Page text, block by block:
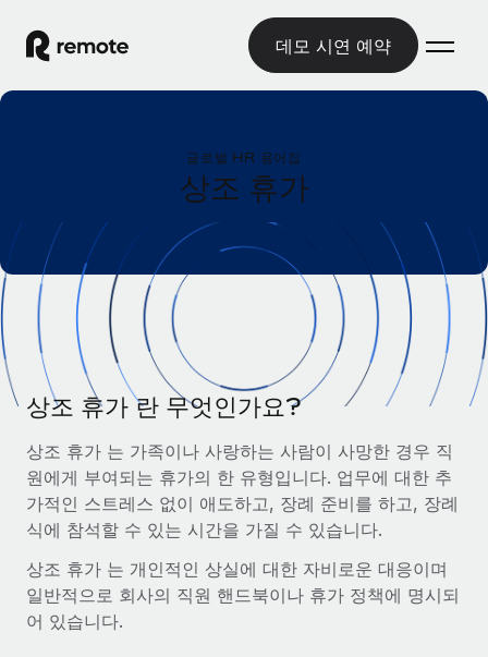
데모 시연 예약
글로벌 고용
글로벌 급여
규정을 준수하며 급여 지급을 손쉽게 처리
기록상 고용주(EOR)
법인 설립 비용 없이 전 세계로 사업을 확장
기록상 계약자
계약자 관리
전 세계 계약자의 온보딩 및 관리
PEO
복잡한 고용 업무를 아웃소싱
글로벌 서비스 제공
국가별 정보
국가별 글로벌 채용 지원 알아보기
미국 주별 정보
미국 모든 주 전역에서 채용 업무를 간소화
Remote와 다른 솔루션 비교
다른 업체들과 비교해보기
스타트업
성장하는 기업을 위한 민첩한 글로벌 HR 및 급여 솔루션
리소스
도구 및 계산기
오분류 리스크 평가 도구
국가별 직원 오분류 리스크 확인
국가별 총 인건비 계산
계약자 지급 계산기
글로벌 계약직을 위한 통화 옵션과 지급 소요 시간 확인
REMOTE와 함께 배우기
리서치 및 가이드
한국어
English
Nederlands
Français
Deutsch
로그인
글로벌 HR 용어집
상조 휴가
상조 휴가 란 무엇인가요?
상조 휴가 는 가족이나 사랑하는 사람이 사망한 경우 직
원에게 부여되는 휴가의 한 유형입니다. 업무에 대한 추
가적인 스트레스 없이 애도하고, 장례 준비를 하고, 장례
식에 참석할 수 있는 시간을 가질 수 있습니다.
상조 휴가 는 개인적인 상실에 대한 자비로운 대응이며
일반적으로 회사의 직원 핸드북이나 휴가 정책에 명시되
어 있습니다.